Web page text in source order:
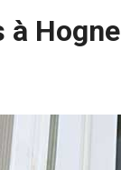
à Hogne